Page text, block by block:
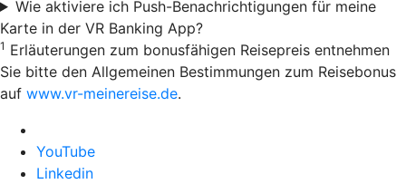
Wie aktiviere ich Push-Benachrichtigungen für meine
Karte in der VR Banking App?
1 Erläuterungen zum bonusfähigen Reisepreis entnehmen
Sie bitte den Allgemeinen Bestimmungen zum Reisebonus
auf www.vr-meinereise.de.
YouTube
Linkedin